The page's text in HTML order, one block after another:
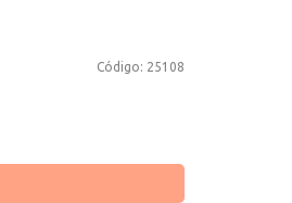
Código: 25108